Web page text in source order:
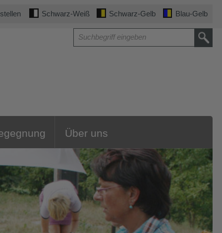
Schwarz-Weiß Schwarz-Gelb Blau-Gelb
Über uns